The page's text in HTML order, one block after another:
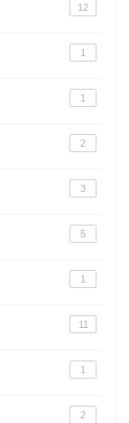
12
1
1
2
3
5
1
11
1
2